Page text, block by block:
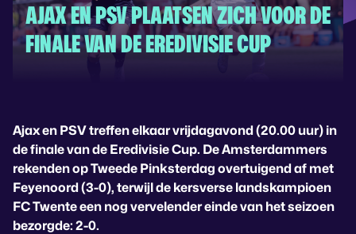
AJAX EN PSV PLAATSEN ZICH VOOR DE
FINALE VAN DE EREDIVISIE CUP
Ajax en PSV treffen elkaar vrijdagavond (20.00 uur) in
de finale van de Eredivisie Cup. De Amsterdammers
rekenden op Tweede Pinksterdag overtuigend af met
Feyenoord (3-0), terwijl de kersverse landskampioen
FC Twente een nog vervelender einde van het seizoen
bezorgde: 2-0.